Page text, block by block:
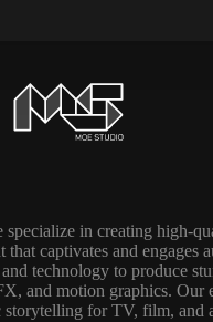
in creating high-
that captivates and engages
technology to produce
and motion graphics. Our
storytelling for TV, film, and